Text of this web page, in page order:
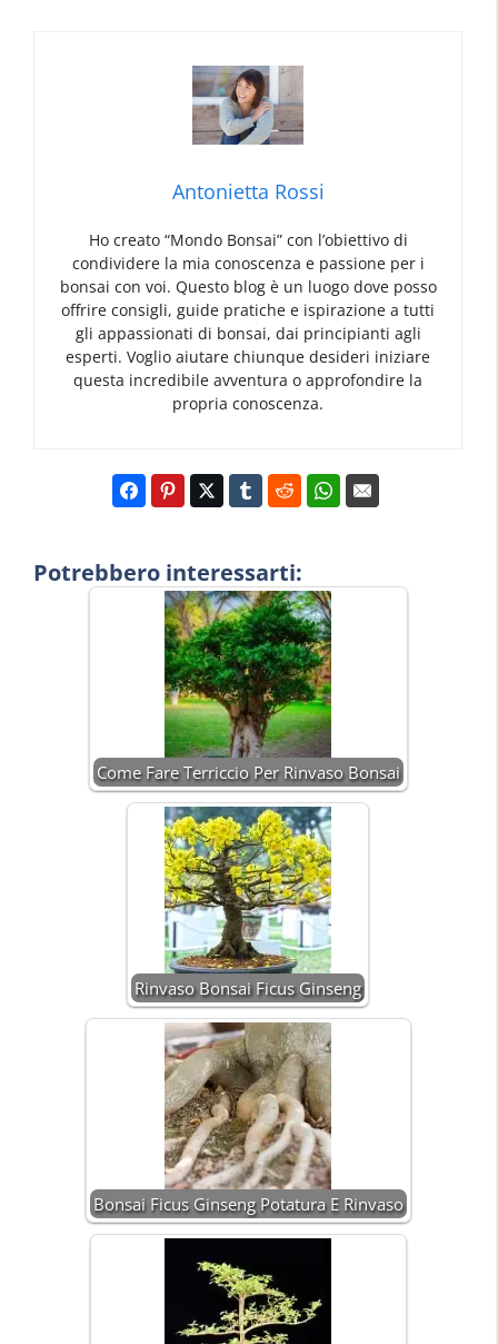
Antonietta Rossi
Ho creato “Mondo Bonsai” con l’obiettivo di
condividere la mia conoscenza e passione per i
bonsai con voi. Questo blog è un luogo dove posso
offrire consigli, guide pratiche e ispirazione a tutti
gli appassionati di bonsai, dai principianti agli
esperti. Voglio aiutare chiunque desideri iniziare
questa incredibile avventura o approfondire la
propria conoscenza.
Potrebbero interessarti:
Come Fare Terriccio Per Rinvaso Bonsai
Rinvaso Bonsai Ficus Ginseng
Bonsai Ficus Ginseng Potatura E Rinvaso